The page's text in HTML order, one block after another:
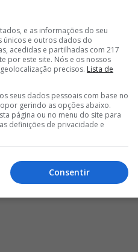
ADEPTOS
ALVO DO BENFICA PARA
está previsto
de
no emblema
e as informações do seu
únicos e outros dados do
acedidas e partilhadas com 217
por este site. Nós e os nossos
precisos. Lista de
seus dados pessoais com base no
gerindo as opções abaixo.
página ou no menu do site para
definições de privacidade e
Consentir